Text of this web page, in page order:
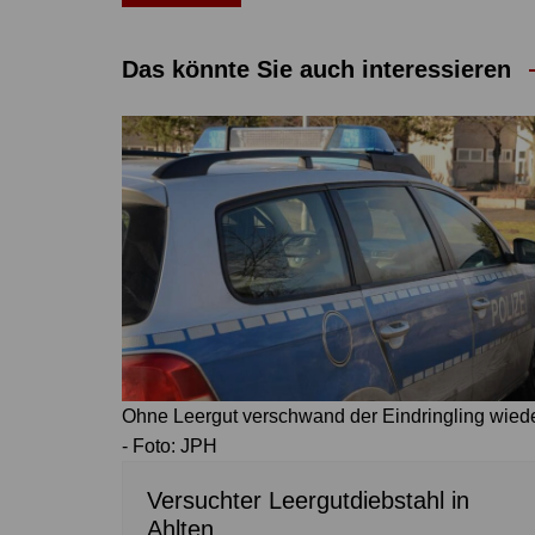
Das könnte Sie auch interessieren
Ohne Leergut verschwand der Eindringling
- Foto: JPH
Versuchter Leergutdiebstahl in
Ahlten